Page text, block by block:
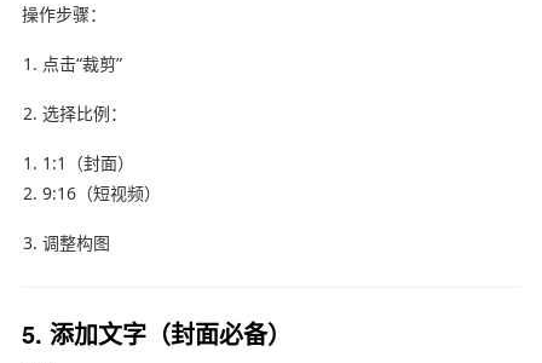
操作步骤：
点击“裁剪”
选择比例：
1:1（封面）
9:16（短视频）
调整构图
5. 添加文字（封面必备）